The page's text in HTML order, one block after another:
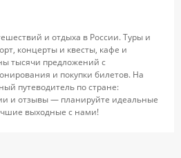
и отдыха в России. Туры и
концерты и квесты, кафе и
тысячи предложений с
и покупки билетов. На
путеводитель по стране:
и отзывы — планируйте идеальные
выходные с нами!